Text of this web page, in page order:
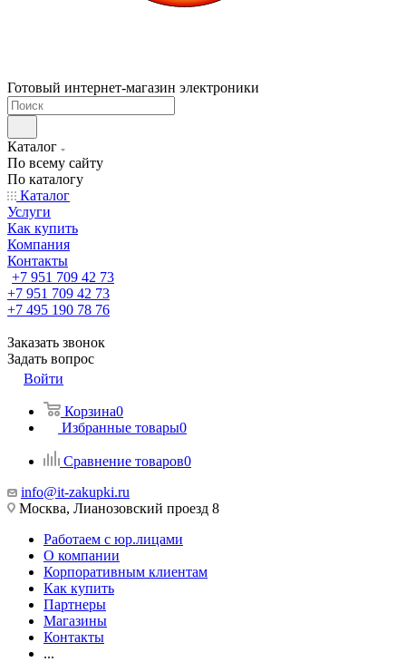
Готовый интернет-магазин электроники
Каталог
По всему сайту
По каталогу
Каталог
Услуги
Как купить
Компания
Контакты
+7 951 709 42 73
+7 951 709 42 73
+7 495 190 78 76
Заказать звонок
Задать вопрос
Войти
Корзина0
Избранные товары0
Сравнение товаров0
info@it-zakupki.ru
Москва, Лианозовский проезд 8
Работаем с юр.лицами
О компании
Корпоративным клиентам
Как купить
Партнеры
Магазины
Контакты
...